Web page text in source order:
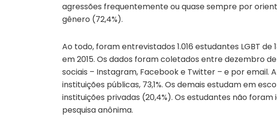
agressões frequentemente ou quase sempre por
gênero (72,4%).
Ao todo, foram entrevistados 1.016 estudantes LGBT
em 2015. Os dados foram coletados entre dezembro
sociais – Instagram, Facebook e Twitter – e por email.
instituições públicas, 73,1%. Os demais estudam em
instituições privadas (20,4%). Os estudantes não
pesquisa anônima.